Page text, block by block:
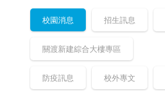
校園消息 招生訊息
關渡新建綜合大樓專區
防疫訊息 校外專文